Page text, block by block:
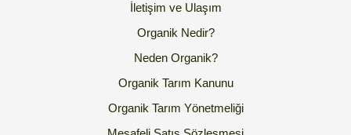
İletişim ve Ulaşım
Organik Nedir?
Neden Organik?
Organik Tarım Kanunu
Organik Tarım Yönetmeliği